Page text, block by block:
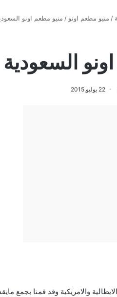
/ منيو مطعم اونو / منيو مطعم اونو
السعودية
22 يوليو,2015
والامريكية وقد قمنا بجمع